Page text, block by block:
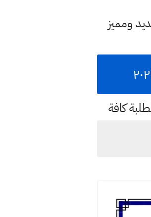
ومميز
كافة